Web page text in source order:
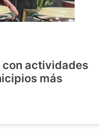
actividades
más